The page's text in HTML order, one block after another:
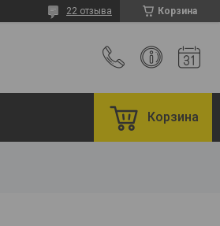
Корзина
22 отзыва
Корзина